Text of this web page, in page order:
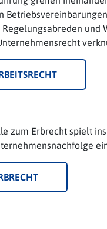
und
zum Erbrecht spielt